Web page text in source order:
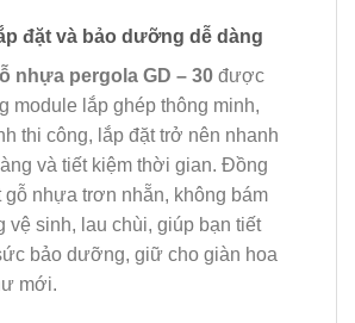
đặt và bảo dưỡng dễ dàng
nhựa pergola GD – 30được
module lắp ghép thông minh,
thi công, lắp đặt trở nên nhanh
và tiết kiệm thời gian. Đồng
gỗ nhựa trơn nhẵn, không bám
vệ sinh, lau chùi, giúp bạn tiết
bảo dưỡng, giữ cho giàn hoa
mới.